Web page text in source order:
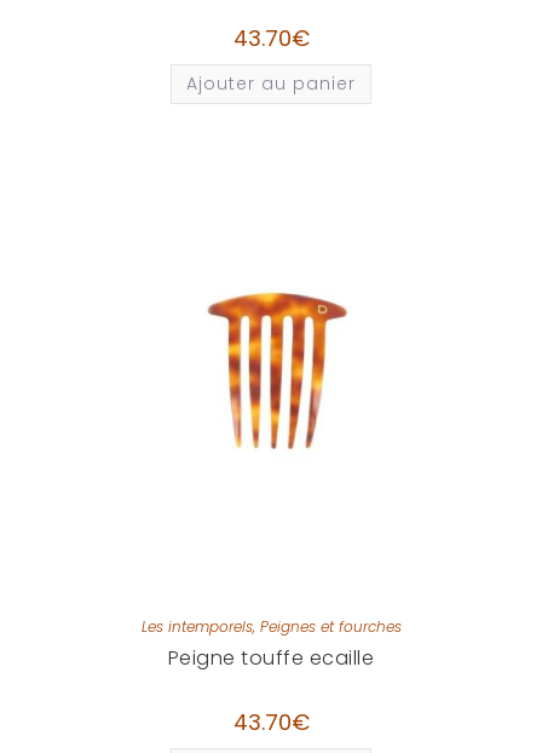
43.70€
Ajouter au panier
Les intemporels, Peignes et fourches
Peigne touffe ecaille
43.70€